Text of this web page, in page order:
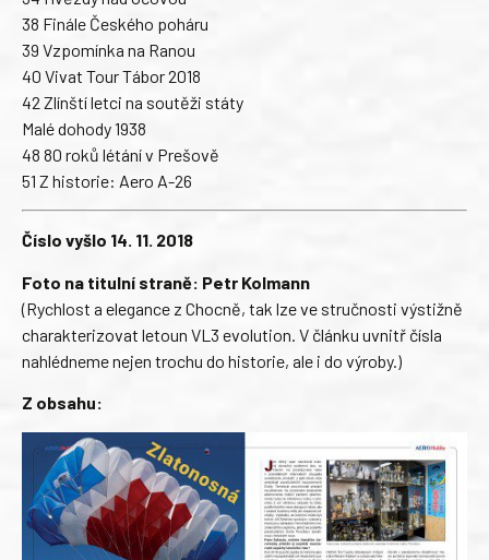
38 Finále Českého poháru
39 Vzpomínka na Ranou
40 Vivat Tour Tábor 2018
42 Zlínští letci na soutěži státy
Malé dohody 1938
48 80 roků létání v Prešově
51 Z historie: Aero A-26
Číslo vyšlo 14. 11. 2018
Foto na titulní straně: Petr Kolmann
(Rychlost a elegance z Chocně, tak lze ve stručnosti výstižně
charakterizovat letoun VL3 evolution. V článku uvnitř čísla
nahlédneme nejen trochu do historie, ale i do výroby.)
Z obsahu: